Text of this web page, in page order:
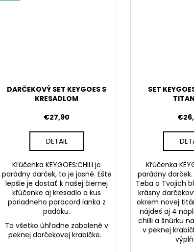
DARČEKOVÝ SET KEYGOES S
KRESADLOM
€27,90
DETAIL
Kľúčenka KEYGOES:CHILI je
parádny darček, to je jasné. Ešte
lepšie je dostať k našej čiernej
kľúčenke aj kresadlo a kus
poriadneho paracord lanka z
padáku.
To všetko úhľadne zabalené v
peknej darčekovej krabičke.
SET
Kľúčenka
parádny
Teba a Tvojich
krásny
okrem novej
nájdeš aj 4
chilli a šnúrku
v peknej